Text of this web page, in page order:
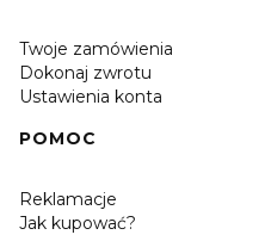
Twoje zamówienia
Dokonaj zwrotu
Ustawienia konta
POMOC
Reklamacje
Jak kupować?